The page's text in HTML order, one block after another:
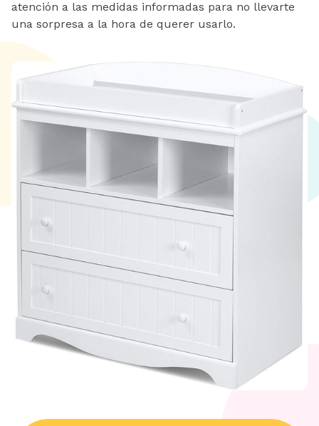
atención a las medidas informadas para no llevarte
una sorpresa a la hora de querer usarlo.